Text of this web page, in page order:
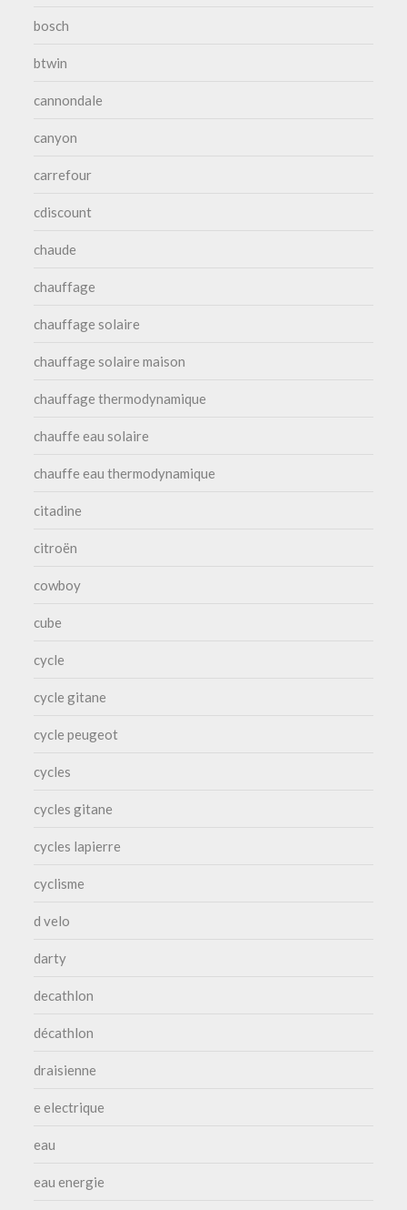
bosch
btwin
cannondale
canyon
carrefour
cdiscount
chaude
chauffage
chauffage solaire
chauffage solaire maison
chauffage thermodynamique
chauffe eau solaire
chauffe eau thermodynamique
citadine
citroën
cowboy
cube
cycle
cycle gitane
cycle peugeot
cycles
cycles gitane
cycles lapierre
cyclisme
d velo
darty
decathlon
décathlon
draisienne
e electrique
eau
eau energie